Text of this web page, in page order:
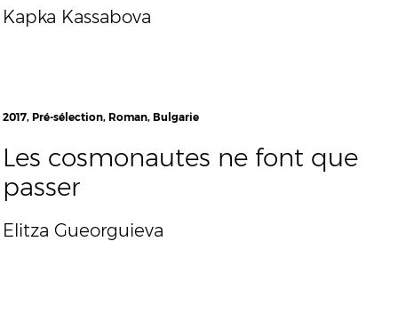
Kapka Kassabova
2017, Pré-sélection, Roman, Bulgarie
Les cosmonautes ne font que
passer
Elitza Gueorguieva